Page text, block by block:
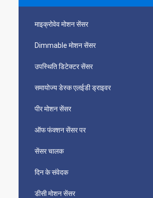
माइक्रोवेव मोशन सेंसर
Dimmable मोशन सेंसर
उपस्थिति डिटेक्टर सेंसर
समायोज्य डेस्क एलईडी ड्राइवर
पीर मोशन सेंसर
ऑफ फंक्शन सेंसर पर
सेंसर चालक
दिन के संवेदक
डीसी मोशन सेंसर